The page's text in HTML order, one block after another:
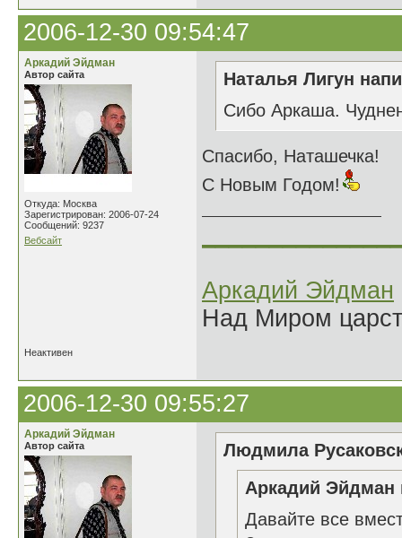
2006-12-30 09:54:47
Аркадий Эйдман
Автор сайта
Откуда: Москва
Зарегистрирован: 2006-07-24
Сообщений: 9237
Вебсайт
Наталья Лигун
Сибо Аркаша.
Спасибо, Наташечка!
С Новым Годом!
Аркадий Эйдман
Над Миром
Неактивен
2006-12-30 09:55:27
Аркадий Эйдман
Автор сайта
Людмила
Аркадий Эйдман
Давайте все